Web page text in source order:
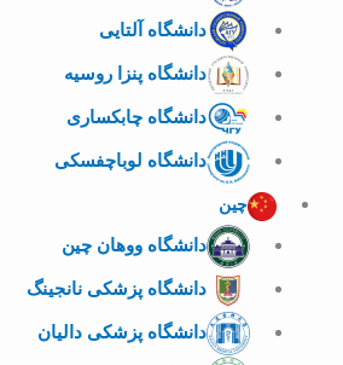
دانشگاه آلتایی
دانشگاه پنزا روسیه
دانشگاه چابکساری
دانشگاه لوباچفسکی
چین
دانشگاه ووهان چین
دانشگاه پزشکی نانجینگ
دانشگاه پزشکی دالیان